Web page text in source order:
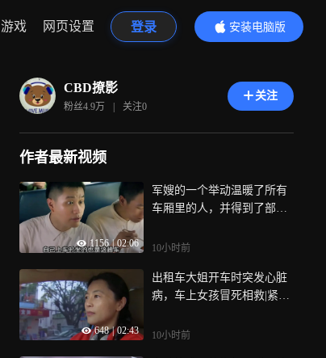
游戏 网页设置 登录
安装电脑版
内容更精彩
CBD撩影
粉丝4.9万 | 关注0
关注
作者最新视频
1156 | 02:06
军嫂的一个举动温暖了所有
车厢里的人，并得到了部队
10小时前
648 | 02:43
出租车大姐开车时突发心脏
病，车上女孩冒死相救|紧急
10小时前